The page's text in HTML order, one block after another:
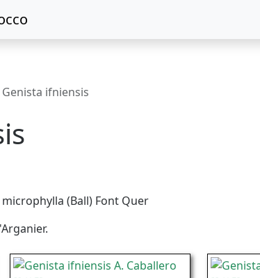
Genista ifniensis
(Ball) Font Quer